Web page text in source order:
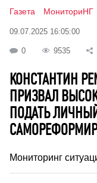
Газета МониториНГ
09.07.2025 16:05:00
0 9535
КОНСТАНТИН
ПРИЗВАЛ
ПОДАТЬ
Мониторинг